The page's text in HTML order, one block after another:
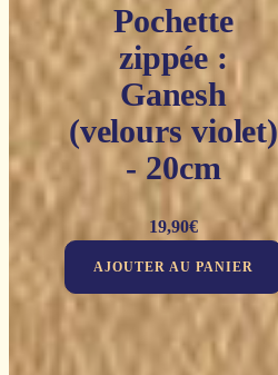
Pochette
zippée :
Ganesh
(velours violet)
- 20cm
19,90€
AJOUTER AU PANIER